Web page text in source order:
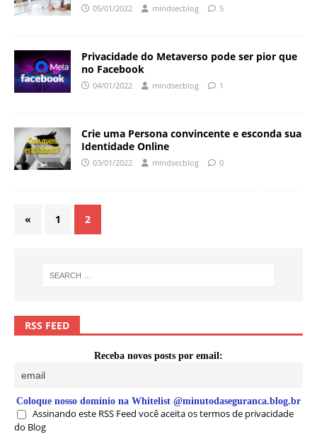
05/01/2022 mindsecblog 5
Privacidade do Metaverso pode ser pior que
no Facebook
04/01/2022 mindsecblog 1
Crie uma Persona convincente e esconda sua
Identidade Online
03/01/2022 mindsecblog 0
« 1 2
RSS FEED
Receba novos posts por email:
Coloque nosso domínio na Whitelist @minutodaseguranca.blog.br
Assinando este RSS Feed você aceita os termos de privacidade
do Blog